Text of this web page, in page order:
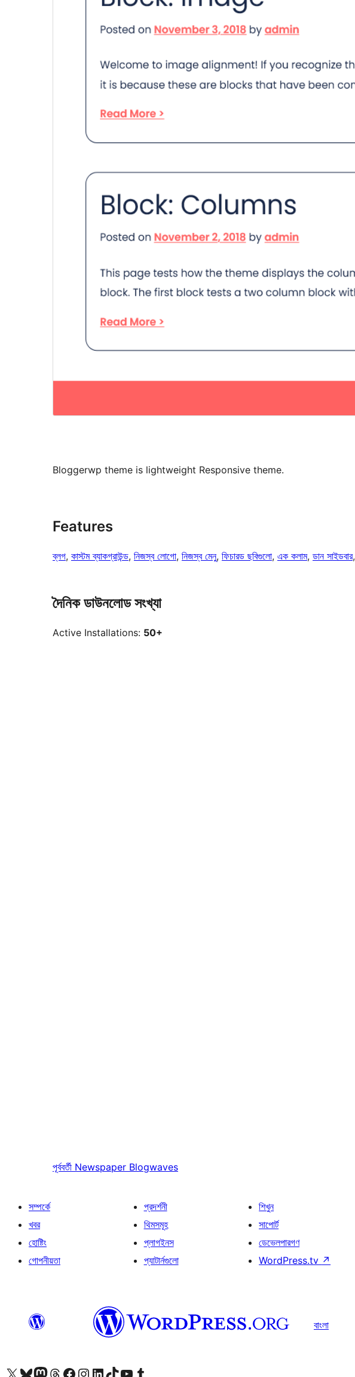
Bloggerwp theme is lightweight Responsive theme.
Features
ব্লগ, কাস্টম ব্যাকগ্রাউন্ড, নিজস্ব লোগো, নিজস্ব মেনু, ফিচারড ছবিগুলো, এক কলাম, ডান সাইডবার,
দৈনিক ডাউনলোড সংখ্যা
Active Installations: 50+
পূর্ববর্তী Newspaper Blogwaves
সম্পর্কে
খবর
হোষ্টিং
গোপনীয়তা
প্রদর্শনী
থিমসমূহ
প্লাগইনস
প্যাটার্নগুলো
শিখুন
সাপোর্ট
ডেভেলপারগণ
WordPress.tv ↗
বাংলা
আমাদের X (আগের টুইটার) অ্যাকাউন্টে যানআমাদের Bluesky অ্যাকাউন্টটি দেখুনআমাদের মাস্টোডন অ্যাকাউন্টটি দেখুনআমাদের থ্রেডস অ্যাকাউন্টটি দেখুনআমাদের ফেসবুক পেজ দেখুনআমাদের ইন্সটাগ্রাম অ্যাকাউন্ট দেখুনআমাদের লিঙ্কডইন অ্যাকাউন্টে যানআমাদের TikTok অ্যাকাউন্টটি দেখুনআমাদের ইউটিউব চ্যানেলে যান আমাদের টাম্বলার অ্যাকাউন্ট দেখুন